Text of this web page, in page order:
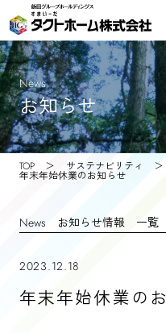
News
お知らせ
TOP サステナビリティ
年末年始休業のお知らせ
News お知らせ情報 一覧
2023.12.18
年末年始休業の